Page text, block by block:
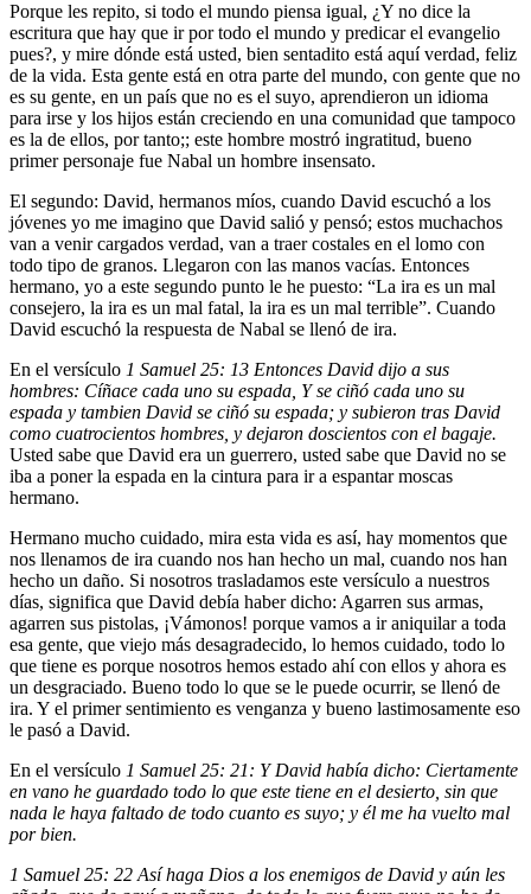
Porque les repito, si todo el mundo piensa igual, ¿Y no dice la
escritura que hay que ir por todo el mundo y predicar el evangelio
pues?, y mire dónde está usted, bien sentadito está aquí verdad, feliz
de la vida. Esta gente está en otra parte del mundo, con gente que no
es su gente, en un país que no es el suyo, aprendieron un idioma
para irse y los hijos están creciendo en una comunidad que tampoco
es la de ellos, por tanto;; este hombre mostró ingratitud, bueno
primer personaje fue Nabal un hombre insensato.
El segundo: David, hermanos míos, cuando David escuchó a los
jóvenes yo me imagino que David salió y pensó; estos muchachos
van a venir cargados verdad, van a traer costales en el lomo con
todo tipo de granos. Llegaron con las manos vacías. Entonces
hermano, yo a este segundo punto le he puesto: “La ira es un mal
consejero, la ira es un mal fatal, la ira es un mal terrible”. Cuando
David escuchó la respuesta de Nabal se llenó de ira.
En el versículo 1 Samuel 25: 13 Entonces David dijo a sus
hombres: Cíñace cada uno su espada, Y se ciñó cada uno su
espada y tambien David se ciñó su espada; y subieron tras David
como cuatrocientos hombres, y dejaron doscientos con el bagaje.
Usted sabe que David era un guerrero, usted sabe que David no se
iba a poner la espada en la cintura para ir a espantar moscas
hermano.
Hermano mucho cuidado, mira esta vida es así, hay momentos que
nos llenamos de ira cuando nos han hecho un mal, cuando nos han
hecho un daño. Si nosotros trasladamos este versículo a nuestros
días, significa que David debía haber dicho: Agarren sus armas,
agarren sus pistolas, ¡Vámonos! porque vamos a ir aniquilar a toda
esa gente, que viejo más desagradecido, lo hemos cuidado, todo lo
que tiene es porque nosotros hemos estado ahí con ellos y ahora es
un desgraciado. Bueno todo lo que se le puede ocurrir, se llenó de
ira. Y el primer sentimiento es venganza y bueno lastimosamente eso
le pasó a David.
En el versículo 1 Samuel 25: 21: Y David había dicho: Ciertamente
en vano he guardado todo lo que este tiene en el desierto, sin que
nada le haya faltado de todo cuanto es suyo; y él me ha vuelto mal
por bien.
1 Samuel 25: 22 Así haga Dios a los enemigos de David y aún les